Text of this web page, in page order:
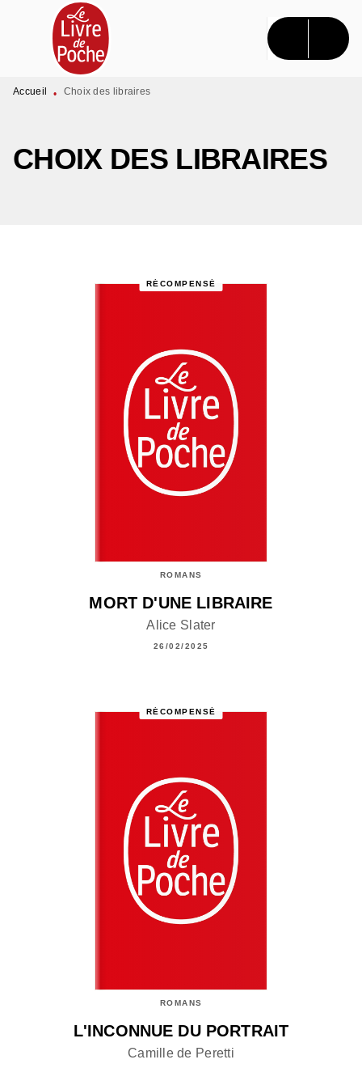
MENU RECHERCHE CONTENU
PIED DE PAGE
Accueil • Choix des libraires
CHOIX DES LIBRAIRES
RÉCOMPENSÉ
ROMANS
MORT D'UNE LIBRAIRE
Alice Slater
26/02/2025
RÉCOMPENSÉ
ROMANS
L'INCONNUE DU PORTRAIT
Camille de Peretti